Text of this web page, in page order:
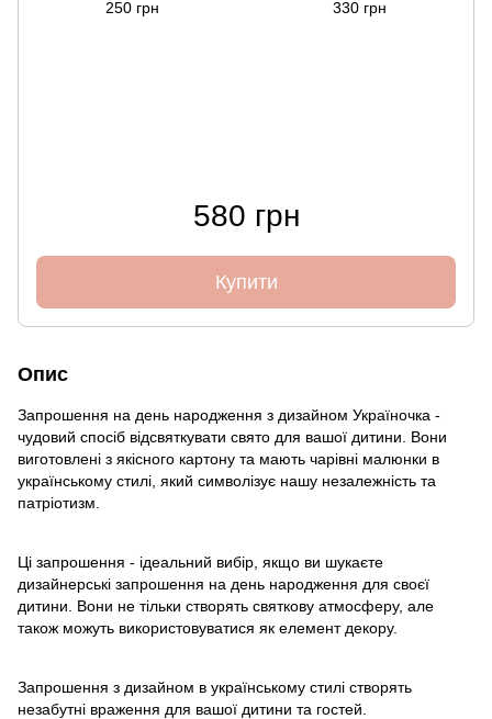
250 грн 330 грн
580 грн
Купити
Опис
Запрошення на день народження з дизайном Україночка -
чудовий спосіб відсвяткувати свято для вашої дитини. Вони
виготовлені з якісного картону та мають чарівні малюнки в
українському стилі, який символізує нашу незалежність та
патріотизм.
Ці запрошення - ідеальний вибір, якщо ви шукаєте
дизайнерські запрошення на день народження для своєї
дитини. Вони не тільки створять святкову атмосферу, але
також можуть використовуватися як елемент декору.
Запрошення з дизайном в українському стилі створять
незабутні враження для вашої дитини та гостей.